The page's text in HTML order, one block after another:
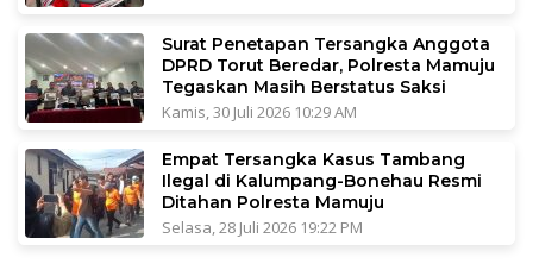
Surat Penetapan Tersangka Anggota
DPRD Torut Beredar, Polresta Mamuju
Tegaskan Masih Berstatus Saksi
Kamis, 30 Juli 2026 10:29 AM
Empat Tersangka Kasus Tambang
Ilegal di Kalumpang-Bonehau Resmi
Ditahan Polresta Mamuju
Selasa, 28 Juli 2026 19:22 PM